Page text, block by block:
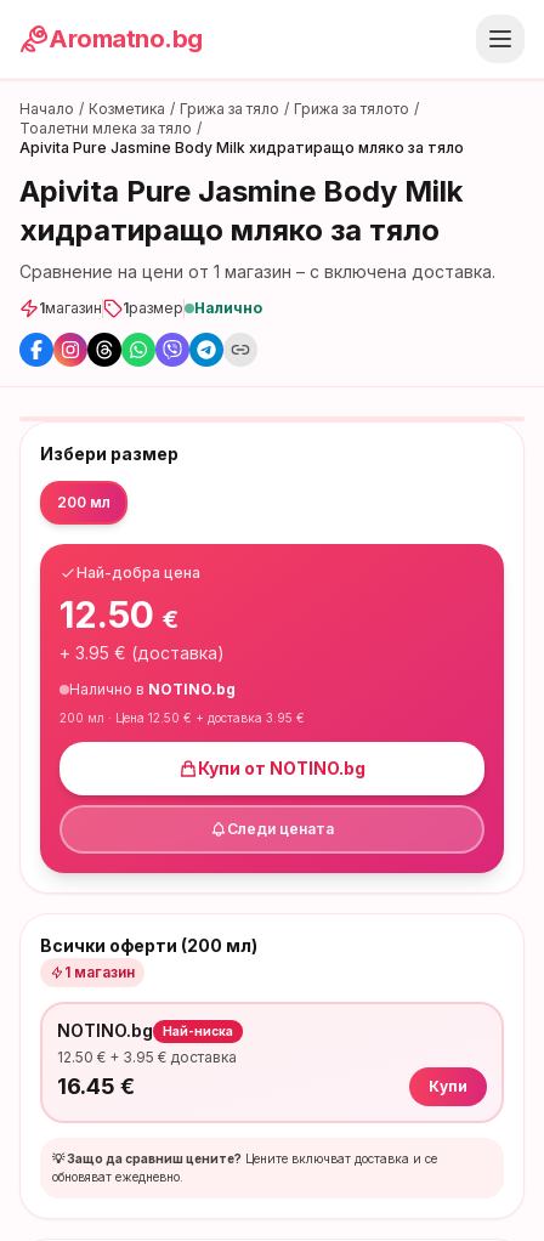
Aromatno.bg
Начало / Козметика / Грижа за тяло / Грижа за тялото /
Тоалетни млека за тяло /
Apivita Pure Jasmine Body Milk хидратиращо мляко за тяло
Apivita Pure Jasmine Body Milk
хидратиращо мляко за тяло
Сравнение на цени от 1 магазин – с включена доставка.
1магазин 1размер Налично
Избери размер
200 мл
Най-добра цена
12.50 €
+ 3.95 € (доставка)
Налично в NOTINO.bg
200 мл · Цена 12.50 € + доставка 3.95 €
Купи от NOTINO.bg
Следи цената
Всички оферти (200 мл)
1 магазин
NOTINO.bg Най-ниска
12.50 € + 3.95 € доставка
16.45 € Купи
💡 Защо да сравниш цените? Цените включват доставка и се
обновяват ежедневно.